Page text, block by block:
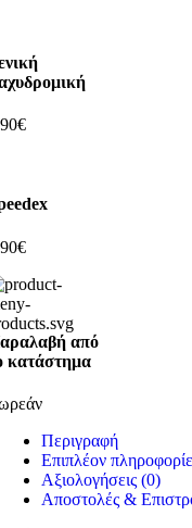
από
κατάστημα
Περιγραφή
Επιπλέον
Αξιολογήσεις (0)
Αποστολές &